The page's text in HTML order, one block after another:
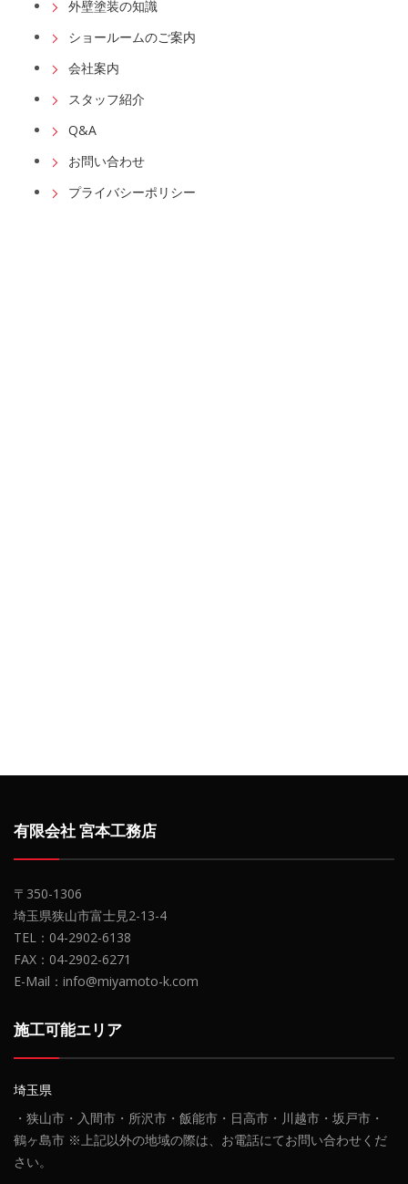
外壁塗装の知識
ショールームのご案内
会社案内
スタッフ紹介
Q&A
お問い合わせ
プライバシーポリシー
有限会社 宮本工務店
〒350-1306
埼玉県狭山市富士見2-13-4
TEL：04-2902-6138
FAX：04-2902-6271
E-Mail：info@miyamoto-k.com
施工可能エリア
埼玉県
・狭山市・入間市・所沢市・飯能市・日高市・川越市・坂戸市・
鶴ヶ島市 ※上記以外の地域の際は、お電話にてお問い合わせくだ
さい。